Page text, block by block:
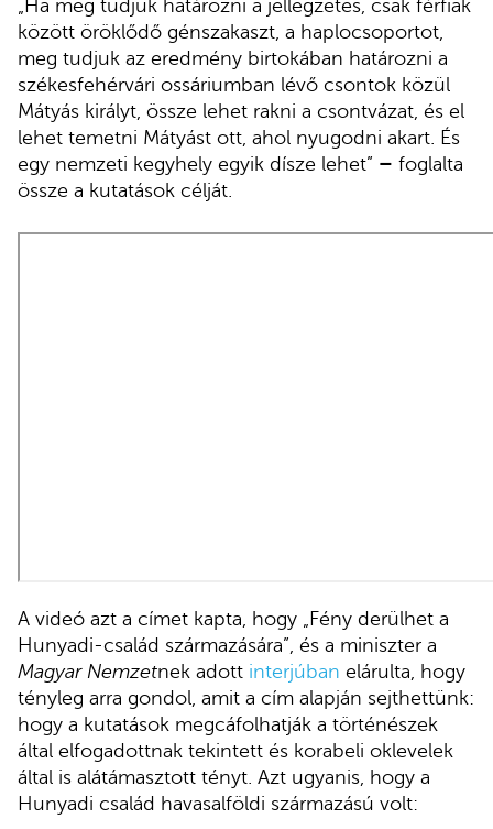
„Ha meg tudjuk határozni a jellegzetes, csak férfiak
között öröklődő génszakaszt, a haplocsoportot,
meg tudjuk az eredmény birtokában határozni a
székesfehérvári ossáriumban lévő csontok közül
Mátyás királyt, össze lehet rakni a csontvázat, és el
lehet temetni Mátyást ott, ahol nyugodni akart. És
egy nemzeti kegyhely egyik dísze lehet” – foglalta
össze a kutatások célját.
A videó azt a címet kapta, hogy „Fény derülhet a
Hunyadi-család származására”, és a miniszter a
Magyar Nemzetnek adott interjúban elárulta, hogy
tényleg arra gondol, amit a cím alapján sejthettünk:
hogy a kutatások megcáfolhatják a történészek
által elfogadottnak tekintett és korabeli oklevelek
által is alátámasztott tényt. Azt ugyanis, hogy a
Hunyadi család havasalföldi származású volt: